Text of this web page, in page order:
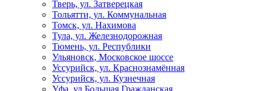
Тверь, ул. Затверецкая
Тольятти, ул. Коммунальная
Томск, ул. Нахимова
Тула, ул. Железнодорожная
Тюмень, ул. Республики
Ульяновск, Московское шоссе
Уссурийск, ул. Краснознамённая
Уссурийск, ул. Кузнечная
Уфа, ул.Большая Гражданская